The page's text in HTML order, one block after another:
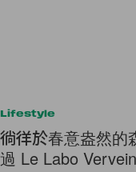
Lifestyle
徜徉於春意盎然的
過 Le Labo